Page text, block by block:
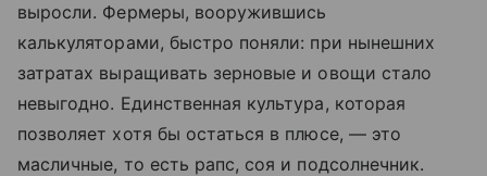
выросли. Фермеры, вооружившись
калькуляторами, быстро поняли: при нынешних
затратах выращивать зерновые и овощи стало
невыгодно. Единственная культура, которая
позволяет хотя бы остаться в плюсе, — это
масличные, то есть рапс, соя и подсолнечник.